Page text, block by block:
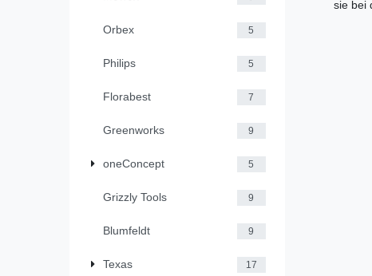
Orbex 5
Philips 5
Florabest 7
Greenworks 9
oneConcept 5
Grizzly Tools 9
Blumfeldt 9
Texas 17
sie bei